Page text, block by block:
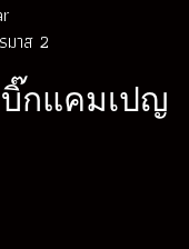
มาส 2
กแคมเปญ